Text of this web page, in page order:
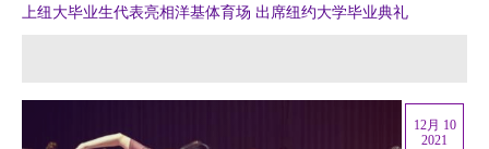
上纽大毕业生代表亮相洋基体育场 出席纽约大学毕业典礼
12月 10
2021